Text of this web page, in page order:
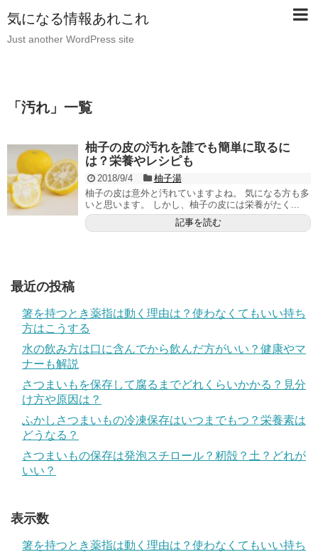
気になる情報あれこれ
Just another WordPress site
「 汚れ」 一覧
柚子の皮の汚れを誰でも簡単に取るに
は？栄養やレシピも
2018/9/4
柚子湯
柚子の皮は意外と汚れていますよね。 気になる方も多
いと思います。 しかし、柚子の皮には栄養がたく...
記事を読む
最近の投稿
箸を持つとき薬指は動く理由は？使わなくてもいい持ち
方はこうする
水の飲み方は口に含んでから飲んだ方がいい？健康やマ
ナーも解説
さつまいもを保存して腐るまでどれくらいかかる？見分
け方や原因は？
ふかしさつまいもの冷凍保存はいつまでもつ？栄養素は
どうなる？
さつまいもの保存は発泡スチロール？籾殻？土？どれが
いい？
表示数
箸を持つとき薬指は動く理由は？使わなくてもいい持ち